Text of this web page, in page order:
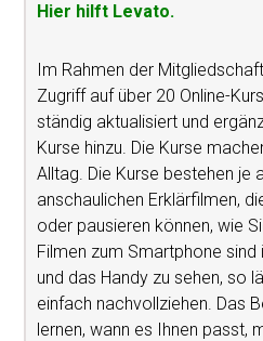
Hier hilft Levato.
Im Rahmen der
Zugriff auf über 20 Online-
ständig aktualisiert und
Kurse hinzu. Die Kurse
Alltag. Die Kurse bestehen je
anschaulichen Erklärfilmen,
oder pausieren können, wie
Filmen zum Smartphone sind
und das Handy zu sehen, so
einfach nachvollziehen. Das
lernen, wann es Ihnen passt,